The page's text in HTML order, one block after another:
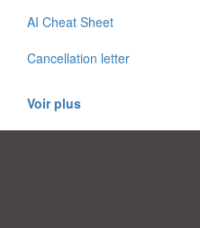
AI Cheat Sheet
Cancellation letter
Voir plus